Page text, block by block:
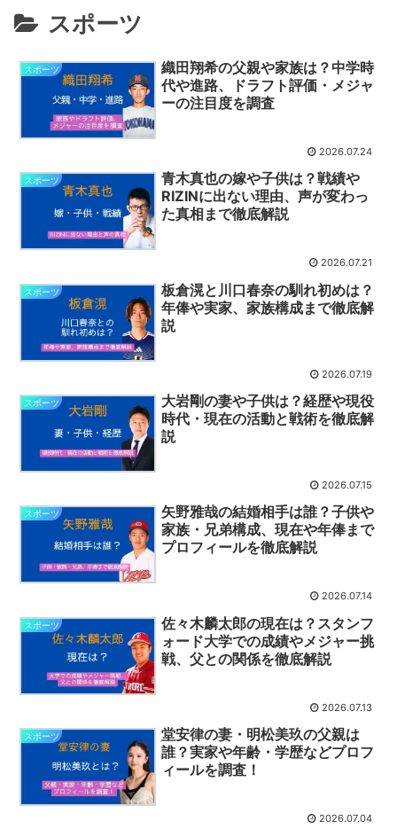
スポーツ
スポーツ
織田翔希の父親や家族は？中学時
代や進路、ドラフト評価・メジャ
ーの注目度を調査
2026.07.24
スポーツ
青木真也の嫁や子供は？戦績や
RIZINに出ない理由、声が変わっ
た真相まで徹底解説
2026.07.21
スポーツ
板倉滉と川口春奈の馴れ初めは？
年俸や実家、家族構成まで徹底解
説
2026.07.19
スポーツ
大岩剛の妻や子供は？経歴や現役
時代・現在の活動と戦術を徹底解
説
2026.07.15
スポーツ
矢野雅哉の結婚相手は誰？子供や
家族・兄弟構成、現在や年俸まで
プロフィールを徹底解説
2026.07.14
スポーツ
佐々木麟太郎の現在は？スタンフ
ォード大学での成績やメジャー挑
戦、父との関係を徹底解説
2026.07.13
スポーツ
堂安律の妻・明松美玖の父親は
誰？実家や年齢・学歴などプロフ
ィールを調査！
2026.07.04